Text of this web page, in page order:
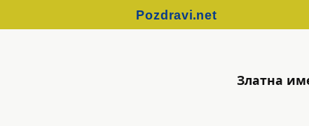
Златна